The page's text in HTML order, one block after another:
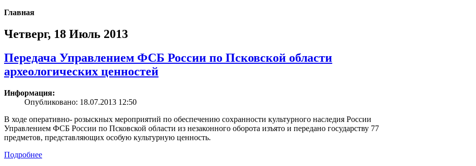
Главная
Четверг, 18 Июль 2013
Передача Управлением ФСБ России по Псковской области
археологических ценностей
Информация:
Опубликовано: 18.07.2013 12:50
В ходе оперативно- розыскных мероприятий по обеспечению сохранности культурного наследия России
Управлением ФСБ России по Псковской области из незаконного оборота изъято и передано государству 77
предметов, представляющих особую культурную ценность.
Подробнее